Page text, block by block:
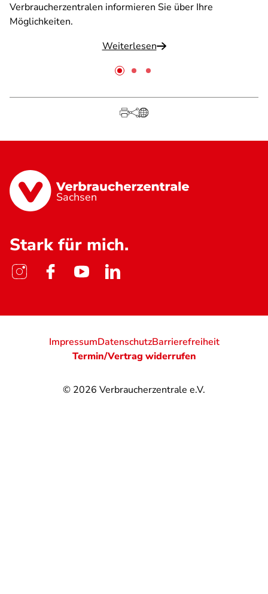
Verbraucherzentralen informieren Sie über Ihre
Möglichkeiten.
Weiterlesen
Sachsen
Stark für mich.
© 2026 Verbraucherzentrale e.V.
ImpressumDatenschutzBarrierefreiheit
Termin/Vertrag widerrufen